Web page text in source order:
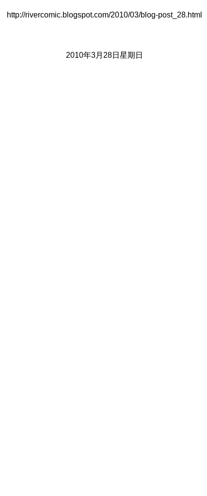
http://rivercomic.blogspot.com/2010/03/blog-post_28.html
2010年3月28日星期日